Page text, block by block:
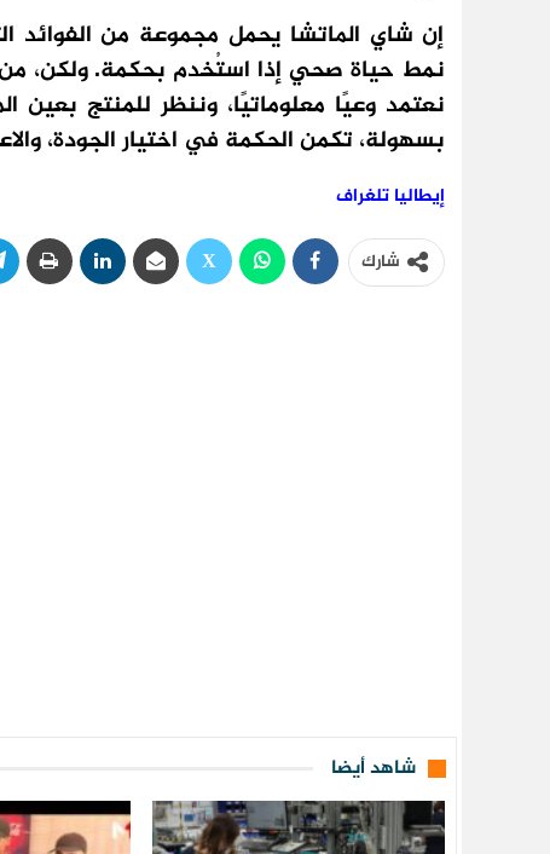
إن شاي الماتشا يحمل مجموعة من الفوائد
نمط حياة صحي إذا استُخدم بحكمة. ولكن، من
نعتمد وعيًا معلوماتيًا، وننظر للمنتج
بسهولة، تكمن الحكمة في اختيار الجودة،
إيطاليا تلغراف
شارك
شاهد أيضا